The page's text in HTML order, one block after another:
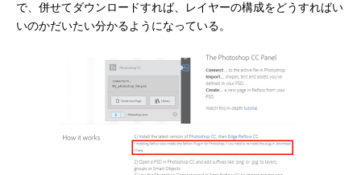
で、併せてダウンロードすれば、レイヤーの構成をどうすればい
いのかだいたい分かるようになっている。